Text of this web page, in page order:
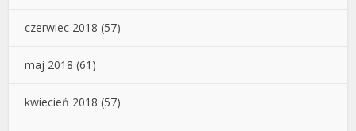
czerwiec 2018 (57)
maj 2018 (61)
kwiecień 2018 (57)